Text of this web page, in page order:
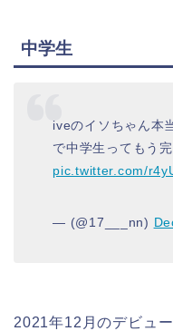
中学生
iveのイソちゃん本
で中学生ってもう
pic.twitter.com/
— (@17___nn)
2021年12月のデビュ